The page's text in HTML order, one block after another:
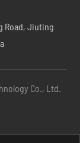
Road, Jiuting
Co., Ltd.